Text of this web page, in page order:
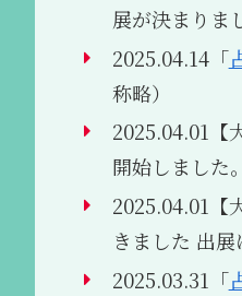
展が決まりま
2025.04.14「
称略）
2025.04.01【
開始しました
2025.04.01【
きました 出
2025.03.31「